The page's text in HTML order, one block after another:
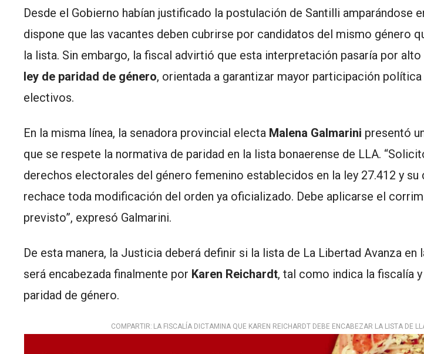
Desde el Gobierno habían justificado la postulación de Santilli amparándose
dispone que las vacantes deben cubrirse por candidatos del mismo género
la lista. Sin embargo, la fiscal advirtió que esta interpretación pasaría por
ley de paridad de género, orientada a garantizar mayor participación
electivos.
En la misma línea, la senadora provincial electa Malena Galmarini presentó
que se respete la normativa de paridad en la lista bonaerense de LLA.
derechos electorales del género femenino establecidos en la ley 27.412 y
rechace toda modificación del orden ya oficializado. Debe aplicarse el
previsto”, expresó Galmarini.
De esta manera, la Justicia deberá definir si la lista de La Libertad Avanza en
será encabezada finalmente por Karen Reichardt, tal como indica la fiscalía
paridad de género.
COMPARTIR: LA FISCALÍA DICTAMINA QUE KAREN REICHARDT DEBE ENCABEZAR LA LISTA DE